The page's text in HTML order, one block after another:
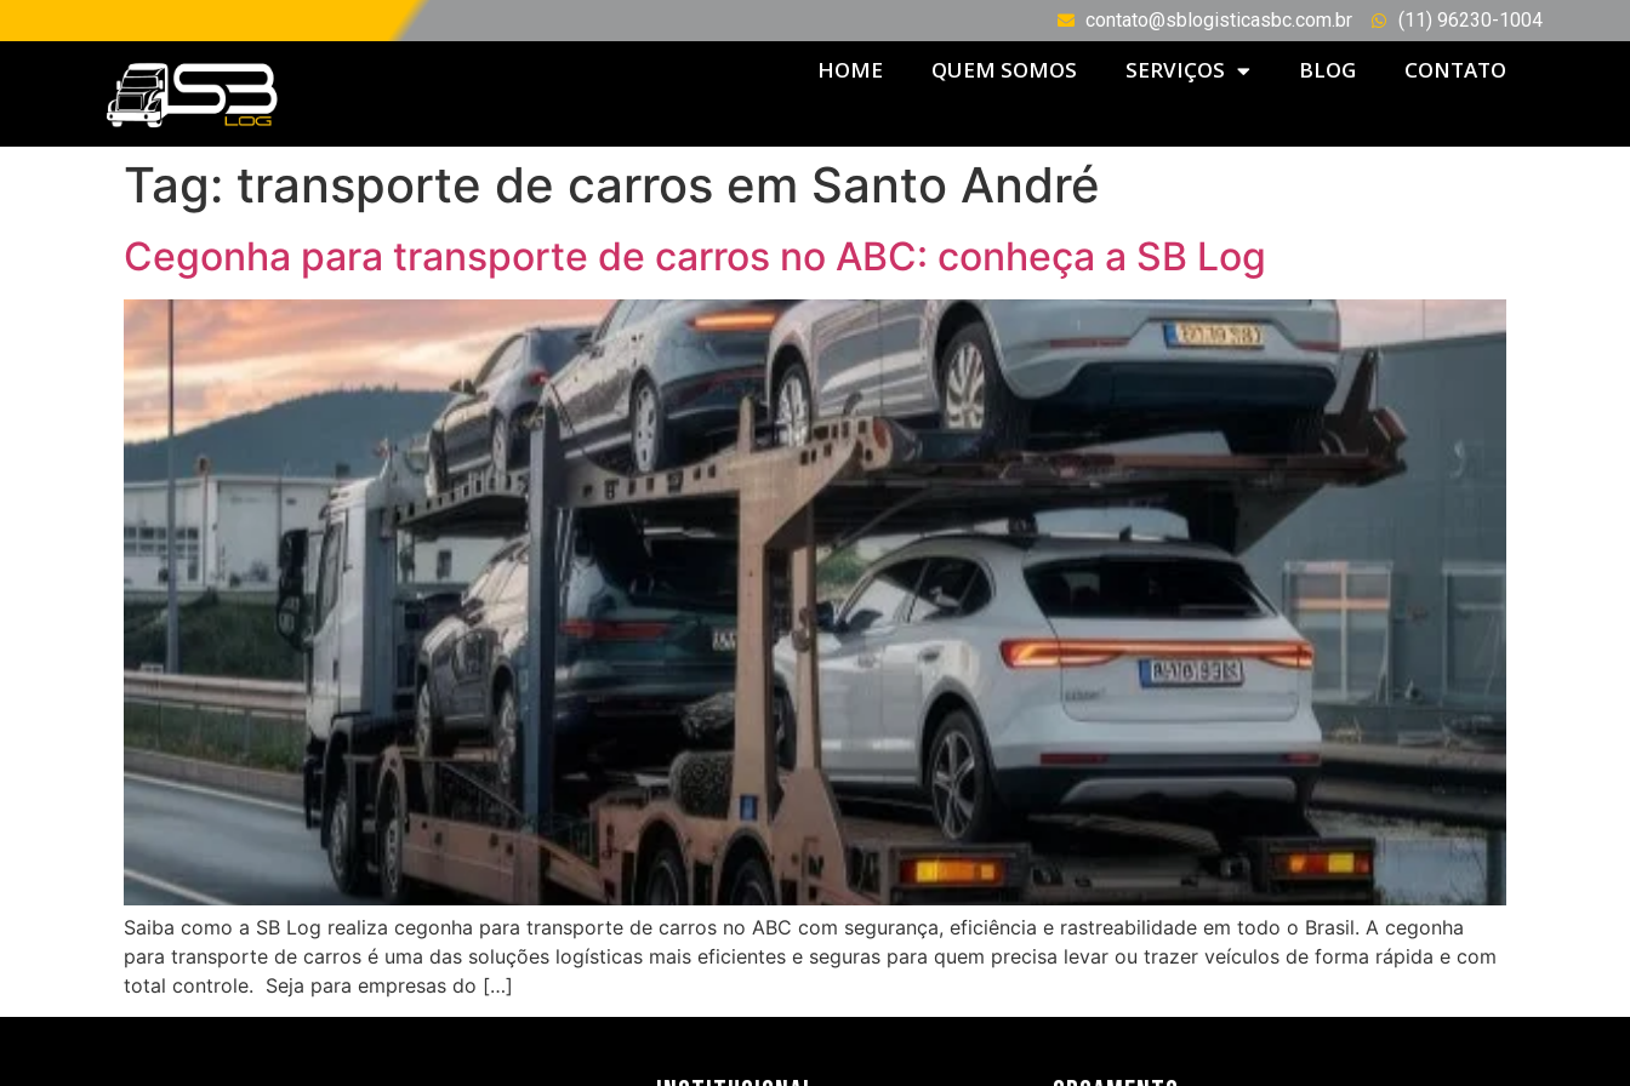
contato@sblogisticasbc.com.br (11) 96230-1004
HOME QUEM SOMOS SERVIÇOS BLOG CONTATO
Tag: transporte de carros em Santo André
Cegonha para transporte de carros no ABC: conheça a SB Log
Saiba como a SB Log realiza cegonha para transporte de carros no ABC com segurança, eficiência e rastreabilidade em todo o Brasil. A cegonha
para transporte de carros é uma das soluções logísticas mais eficientes e seguras para quem precisa levar ou trazer veículos de forma rápida e com
total controle. Seja para empresas do […]